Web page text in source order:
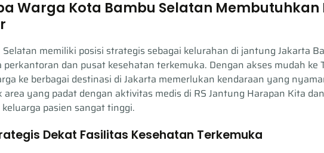
Warga Kota Bambu Selatan Membutuhkan
Selatan memiliki posisi strategis sebagai kelurahan di jantung Jakarta
perkantoran dan pusat kesehatan terkemuka. Dengan akses mudah ke
ke berbagai destinasi di Jakarta memerlukan kendaraan yang
yang padat dengan aktivitas medis di RS Jantung Harapan Kita
pasien sangat tinggi.
Dekat Fasilitas Kesehatan Terkemuka